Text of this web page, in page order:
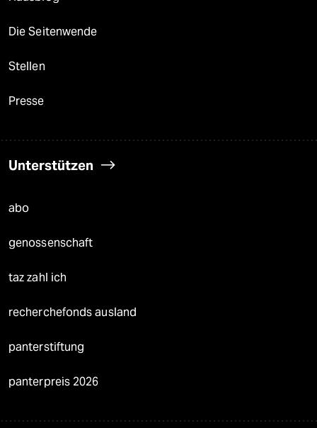
Die Seitenwende
Stellen
Presse
Unterstützen
abo
genossenschaft
taz zahl ich
recherchefonds ausland
panterstiftung
panterpreis 2026